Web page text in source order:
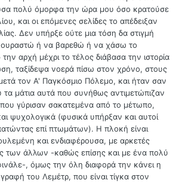
πολύ όμορφα την ώρα μου όσο κρατούσε
και οι επόμενες σελίδες το απέδειξαν
Δεν υπήρξε ούτε μια τόση δα στιγμή
ή να βαρεθώ ή να χάσω το
αρχή μέχρι το τέλος διάβασα την ιστορία
ταξίδεψα νοερά πίσω στον χρόνο, στους
τον Α' Παγκόσμιο Πόλεμο, και ήταν σαν
τα μάτια αυτά που συνήθως αντιμετώπιζαν
γύρισαν σακατεμένα από το μέτωπο,
ψυχολογικά (φυσικά υπήρξαν και αυτοί
επί πτωμάτων). Η πλοκή είναι
και ενδιαφέρουσα, με αρκετές
των άλλων -καθώς επίσης και με ένα πολύ
, όμως την όλη διαφορά την κάνει η
του Λεμέτρ, που είναι τίγκα στον